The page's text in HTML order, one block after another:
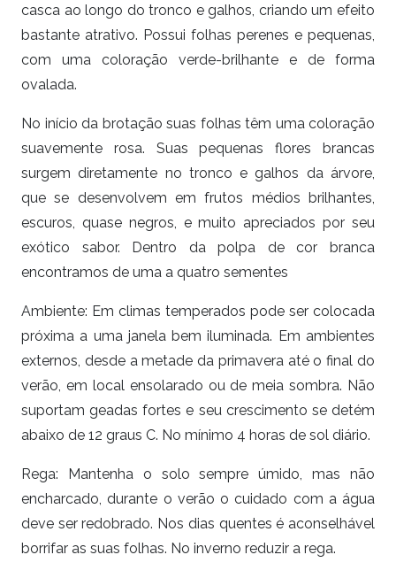
casca ao longo do tronco e galhos, criando um efeito
bastante atrativo. Possui folhas perenes e pequenas,
com uma coloração verde-brilhante e de forma
ovalada.
No início da brotação suas folhas têm uma coloração
suavemente rosa. Suas pequenas flores brancas
surgem diretamente no tronco e galhos da árvore,
que se desenvolvem em frutos médios brilhantes,
escuros, quase negros, e muito apreciados por seu
exótico sabor. Dentro da polpa de cor branca
encontramos de uma a quatro sementes
Ambiente: Em climas temperados pode ser colocada
próxima a uma janela bem iluminada. Em ambientes
externos, desde a metade da primavera até o final do
verão, em local ensolarado ou de meia sombra. Não
suportam geadas fortes e seu crescimento se detém
abaixo de 12 graus C. No mínimo 4 horas de sol diário.
Rega: Mantenha o solo sempre úmido, mas não
encharcado, durante o verão o cuidado com a água
deve ser redobrado. Nos dias quentes é aconselhável
borrifar as suas folhas. No inverno reduzir a rega.